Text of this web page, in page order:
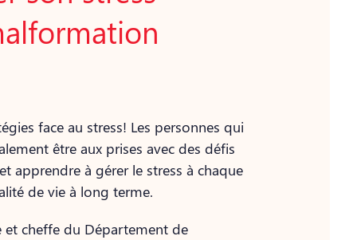
face au stress! Les personnes qui
être aux prises avec des défis
apprendre à gérer le stress à chaque
de vie à long terme.
et cheffe du Département de